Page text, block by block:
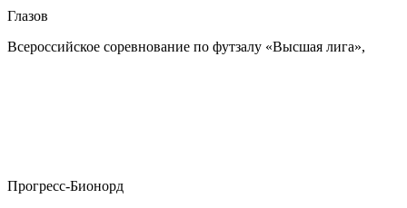
Глазов
Всероссийское соревнование по футзалу «Высшая лига»,
Прогресс-Бионорд